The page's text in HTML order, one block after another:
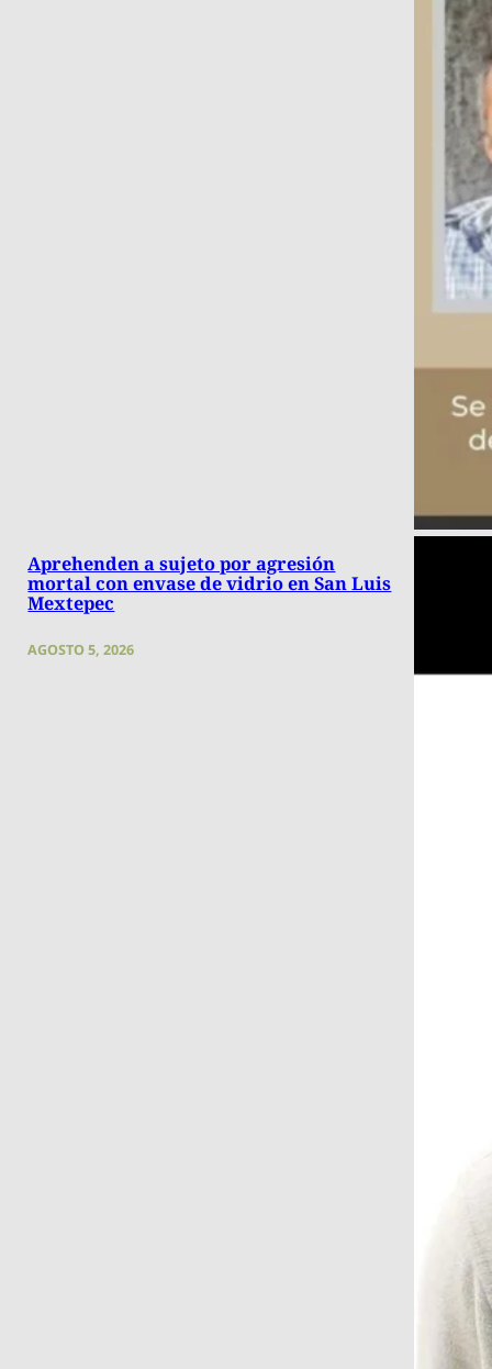
Aprehenden a sujeto por agresión
mortal con envase de vidrio en San Luis
Mextepec
AGOSTO 5, 2026